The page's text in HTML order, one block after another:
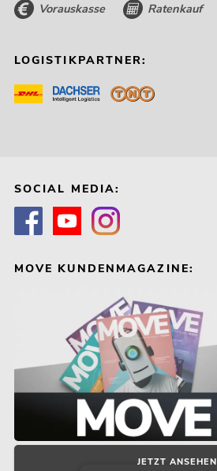
Vorauskasse Ratenkauf
LOGISTIKPARTNER:
SOCIAL MEDIA:
MOVE KUNDENMAGAZINE:
JETZT ANSEHEN